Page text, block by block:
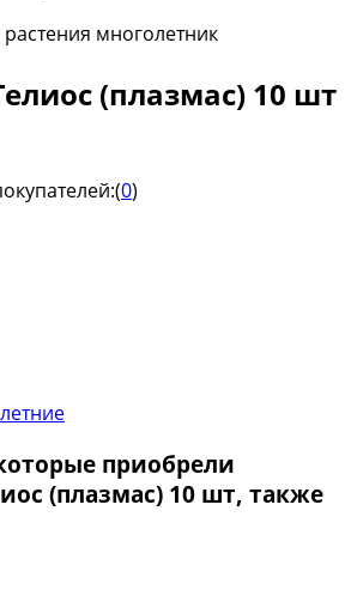
многолетник
(плазмас) 10 шт
(0)
приобрели
(плазмас) 10 шт, также